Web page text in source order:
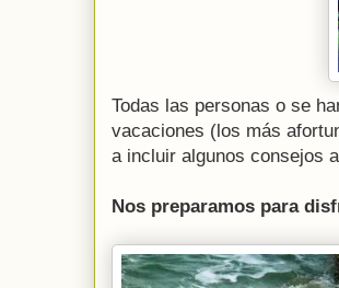
Todas las personas o se
vacaciones (los más
a incluir algunos consejos
Nos preparamos para